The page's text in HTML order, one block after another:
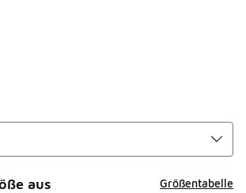
die Farben 1 bis 1 von 1 an.
Stil aus
aus Größentabelle